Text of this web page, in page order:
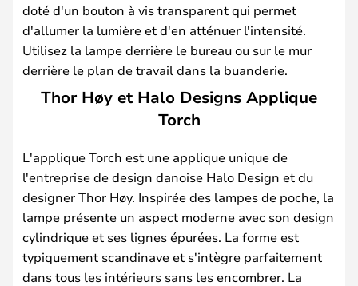
doté d'un bouton à vis transparent qui permet
d'allumer la lumière et d'en atténuer l'intensité.
Utilisez la lampe derrière le bureau ou sur le mur
derrière le plan de travail dans la buanderie.
Thor Høy et Halo Designs Applique
Torch
L'applique Torch est une applique unique de
l'entreprise de design danoise Halo Design et du
designer Thor Høy. Inspirée des lampes de poche, la
lampe présente un aspect moderne avec son design
cylindrique et ses lignes épurées. La forme est
typiquement scandinave et s'intègre parfaitement
dans tous les intérieurs sans les encombrer. La